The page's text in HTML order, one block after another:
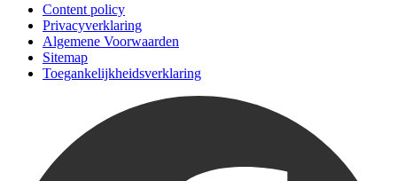
Content policy
Privacyverklaring
Algemene Voorwaarden
Sitemap
Toegankelijkheidsverklaring